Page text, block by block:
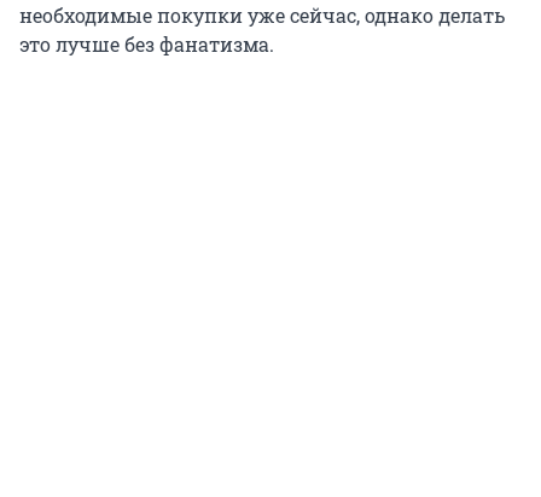
необходимые покупки уже сейчас, однако делать
это лучше без фанатизма.